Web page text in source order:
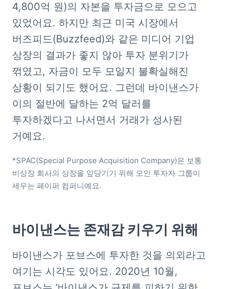
4,800억 원)의 자본을 투자금으로 모으고
있었어요. 하지만 최근 미국 시장에서
버즈피드(Buzzfeed)와 같은 미디어 기업
상장의 결과가 좋지 않아 투자 분위기가
꺾였고, 자금이 모두 모일지 불확실해진
상황이 되기도 했어요. 그런데 바이낸스가
이의 절반에 달하는 2억 달러를
투자하겠다고 나서면서 거래가 성사된
거예요.
*SPAC(Special Purpose Acquisition Company)은 보통
비상장 회사의 상장을 앞당기기 위해 모인 투자자 그룹이
세우는 페이퍼 컴퍼니예요.
바이낸스는 존재감 키우기 위해
바이낸스가 포브스에 투자한 것을 의외라고
여기는 시각도 있어요. 2020년 10월,